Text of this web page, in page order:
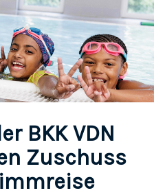
BKK VDN
Zuschuss